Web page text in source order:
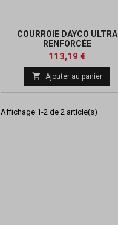
COURROIE DAYCO ULTRA
RENFORCÉE
Prix
113,19 €Prix
de
base
 Ajouter au panier
Affichage 1-2 de 2 article(s)